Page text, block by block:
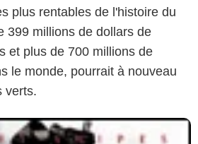
plus rentables de l'histoire du
399 millions de dollars de
et plus de 700 millions de
le monde, pourrait à nouveau
verts.